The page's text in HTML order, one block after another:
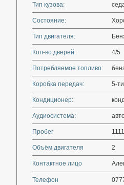
Тип кузова:
Состояние:
Тип двигателя:
Кол-во дверей: 4/5
Потребляемое топливо:
Коробка передач: 5-
Кондиционер:
Аудиосистема:
Пробег
Объём двигателя 2
Контактное лицо
Телефон